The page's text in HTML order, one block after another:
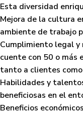
Esta diversidad
Mejora de la cultura
ambiente de trabajo
Cumplimiento legal
cuente con 50 o más
tanto a clientes
Habilidades y
beneficiosas en el
Beneficios